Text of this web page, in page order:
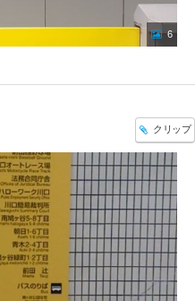
6
クリップ